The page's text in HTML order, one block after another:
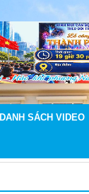
DANH SÁCH VIDEO